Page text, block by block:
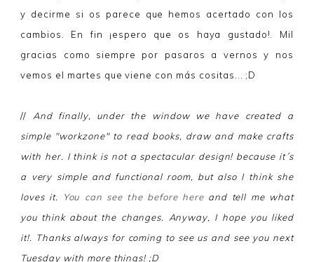
y decirme si os parece que hemos acertado con los
cambios. En fin ¡espero que os haya gustado!. Mil
gracias como siempre por pasaros a vernos y nos
vemos el martes que viene con más cositas... ;D
// And finally, under the window we have created a
simple "workzone" to read books, draw and make crafts
with her. I think is not a spectacular design! because it´s
a very simple and functional room, but also I think she
loves it.
You can see the before here and tell me what
you think about the changes. Anyway, I hope you liked
it!. Thanks always for coming to see us and see you next
Tuesday with more things! ;D